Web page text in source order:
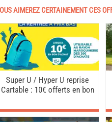
AIMEREZ CERTAINEMENT CES
Super U / Hyper U reprise
Cartable : 10€ offerts en bon